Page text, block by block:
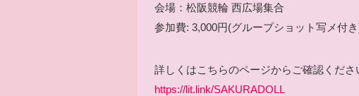
会場：松阪競輪 西広場集合
参加費: 3,000円(グループショット写メ付
詳しくはこちらのページからご確認くださ
https://lit.link/SAKURADOLL